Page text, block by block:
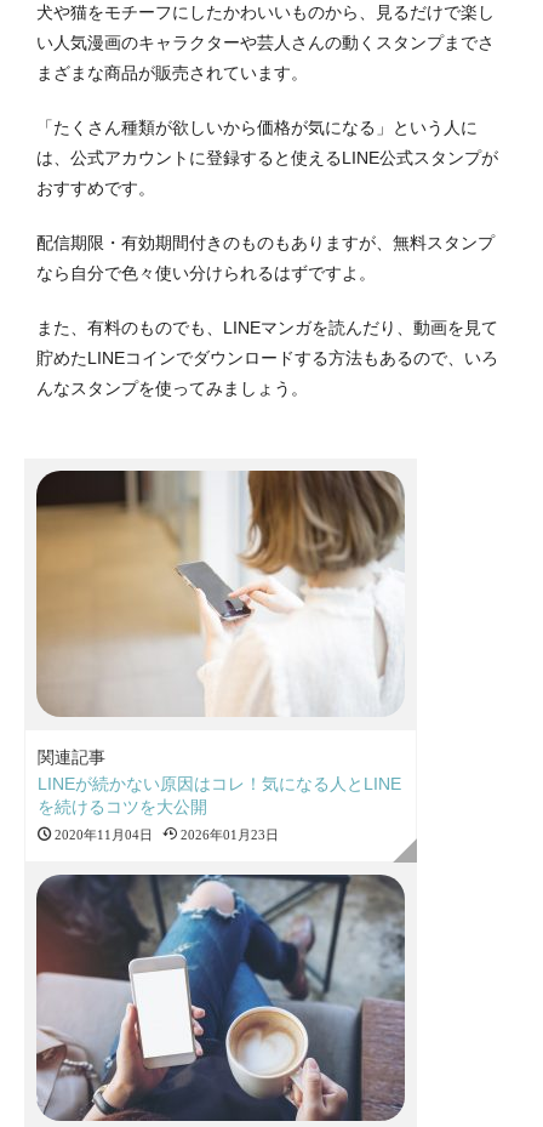
犬や猫をモチーフにしたかわいいものから、見るだけで楽し
い人気漫画のキャラクターや芸人さんの動くスタンプまでさ
まざまな商品が販売されています。
「たくさん種類が欲しいから価格が気になる」という人に
は、公式アカウントに登録すると使えるLINE公式スタンプが
おすすめです。
配信期限・有効期間付きのものもありますが、無料スタンプ
なら自分で色々使い分けられるはずですよ。
また、有料のものでも、LINEマンガを読んだり、動画を見て
貯めたLINEコインでダウンロードする方法もあるので、いろ
んなスタンプを使ってみましょう。
関連記事
LINEが続かない原因はコレ！気になる人とLINE
を続けるコツを大公開
2020年11月04日 2026年01月23日